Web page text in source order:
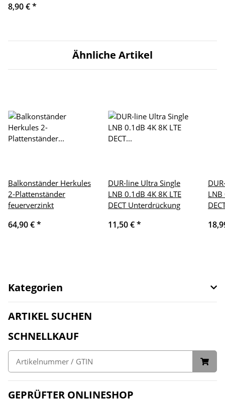
8,90 €*
Ähnliche Artikel
Balkonständer Herkules
2-Plattenständer
feuerverzinkt
64,90 €*
DUR-line Ultra Single
LNB 0.1dB 4K 8K LTE
DECT Unterdrückung
11,50 €*
LNB
Kategorien
ARTIKEL SUCHEN
SCHNELLKAUF
GEPRÜFTER ONLINESHOP